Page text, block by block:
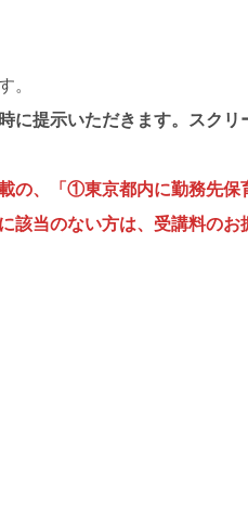
に提示いただきます。スク
の、「①東京都内に勤務先
当のない方は、受講料の